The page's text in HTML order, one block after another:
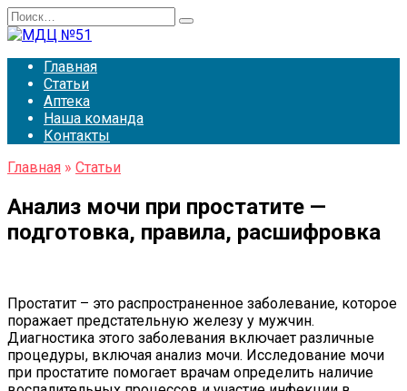
Перейти
к
Search
for:
Главная
Статьи
Аптека
Наша команда
Контакты
Главная » Статьи
Анализ мочи при простатите —
подготовка, правила, расшифровка
Простатит – это распространенное заболевание, которое
поражает предстательную железу у мужчин.
Диагностика этого заболевания включает различные
процедуры, включая анализ мочи. Исследование мочи
при простатите помогает врачам определить наличие